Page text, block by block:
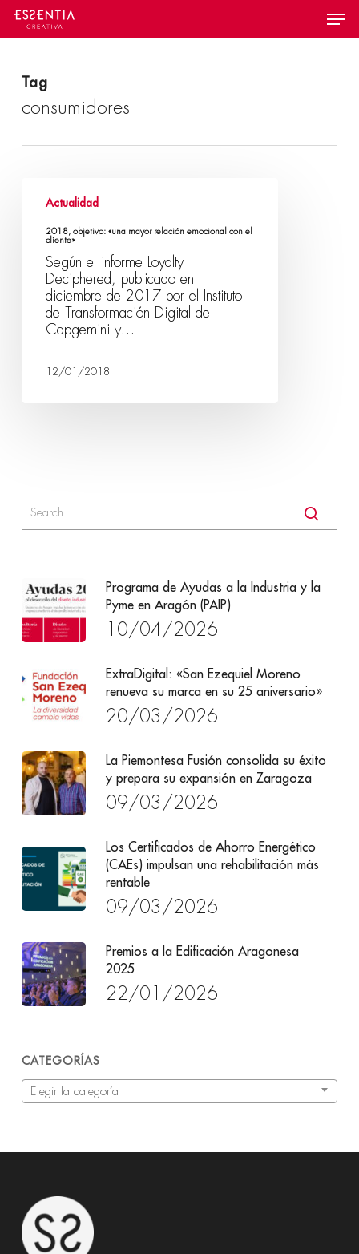
Skip
main
Menu
Tag
consumidores
Actualidad
2018, objetivo: «una mayor relación emocional con el
cliente»
Según el informe Loyalty
Deciphered, publicado en
diciembre de 2017 por el Instituto
de Transformación Digital de
Capgemini y…
12/01/2018
Programa de Ayudas a la Industria y la
Pyme en Aragón (PAIP)
10/04/2026
ExtraDigital: «San Ezequiel Moreno
renueva su marca en su 25 aniversario»
20/03/2026
La Piemontesa Fusión consolida su éxito
y prepara su expansión en Zaragoza
09/03/2026
Los Certificados de Ahorro Energético
(CAEs) impulsan una rehabilitación más
rentable
09/03/2026
Premios a la Edificación Aragonesa
2025
22/01/2026
CATEGORÍAS
Categorías
Elegir la categoría